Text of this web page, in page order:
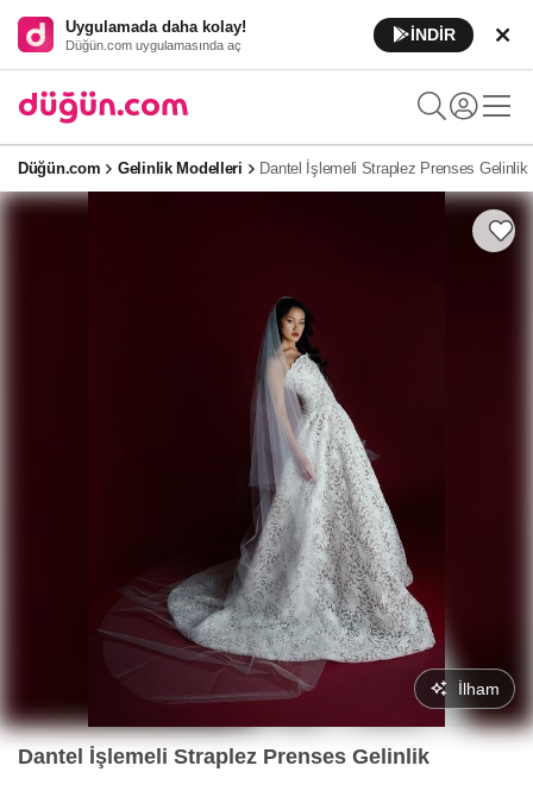
Uygulamada daha kolay!
Düğün.com uygulamasında aç
İNDİR
Düğün.com Gelinlik Modelleri Dantel İşlemeli Straplez Prenses Gelinlik
İlham
Dantel İşlemeli Straplez Prenses Gelinlik